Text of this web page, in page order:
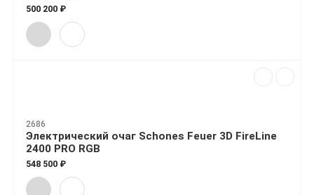
500 200 ₽
2686
Электрический очаг Schones Feuer 3D FireLine
2400 PRO RGB
548 500 ₽